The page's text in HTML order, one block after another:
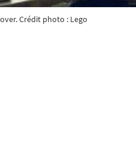
Crédit photo : Lego